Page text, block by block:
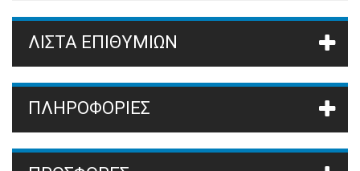
Πράσινο(2)
Πορτοκαλί(2)
Taupe (2)
ΛΊΣΤΑ ΕΠΙΘΥΜΙΏΝ
ΠΛΗΡΟΦΟΡΙΕΣ